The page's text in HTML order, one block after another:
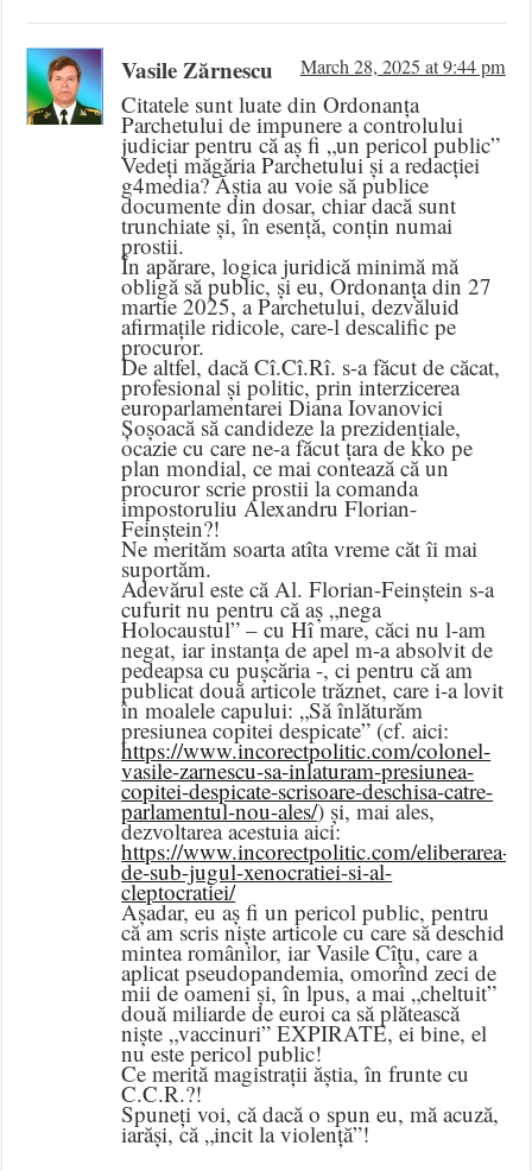
Vasile Zărnescu March 28, 2025 at 9:44 pm
Citatele sunt luate din Ordonanța
Parchetului de impunere a controlului
judiciar pentru că aș fi „un pericol public”
Vedeți măgăria Parchetului și a redacției
g4media? Ăștia au voie să publice
documente din dosar, chiar dacă sunt
trunchiate și, în esență, conțin numai
prostii.
În apărare, logica juridică minimă mă
obligă să public, și eu, Ordonanța din 27
martie 2025, a Parchetului, dezvăluid
afirmațile ridicole, care-l descalific pe
procuror.
De altfel, dacă Cî.Cî.Rî. s-a făcut de căcat,
profesional și politic, prin interzicerea
europarlamentarei Diana Iovanovici
Șoșoacă să candideze la prezidențiale,
ocazie cu care ne-a făcut țara de kko pe
plan mondial, ce mai contează că un
procuror scrie prostii la comanda
impostoruliu Alexandru Florian-
Feinștein?!
Ne merităm soarta atîta vreme căt îi mai
suportăm.
Adevărul este că Al. Florian-Feinștein s-a
cufurit nu pentru că aș „nega
Holocaustul” – cu Hî mare, căci nu l-am
negat, iar instanța de apel m-a absolvit de
pedeapsa cu pușcăria -, ci pentru că am
publicat două articole trăznet, care i-a lovit
în moalele capului: „Să înlăturăm
presiunea copitei despicate” (cf. aici:
https://www.incorectpolitic.com/colonel-
vasile-zarnescu-sa-inlaturam-presiunea-
copitei-despicate-scrisoare-deschisa-catre-
parlamentul-nou-ales/) și, mai ales,
dezvoltarea acestuia aici:
https://www.incorectpolitic.com/eliberarea-
de-sub-jugul-xenocratiei-si-al-
cleptocratiei/
Așadar, eu aș fi un pericol public, pentru
că am scris niște articole cu care să deschid
mintea românilor, iar Vasile Cîțu, care a
aplicat pseudopandemia, omorînd zeci de
mii de oameni și, în lpus, a mai „cheltuit”
două miliarde de euroi ca să plătească
niște „vaccinuri” EXPIRATE, ei bine, el
nu este pericol public!
Ce merită magistrații ăștia, în frunte cu
C.C.R.?!
Spuneți voi, că dacă o spun eu, mă acuză,
iarăși, că „incit la violență”!